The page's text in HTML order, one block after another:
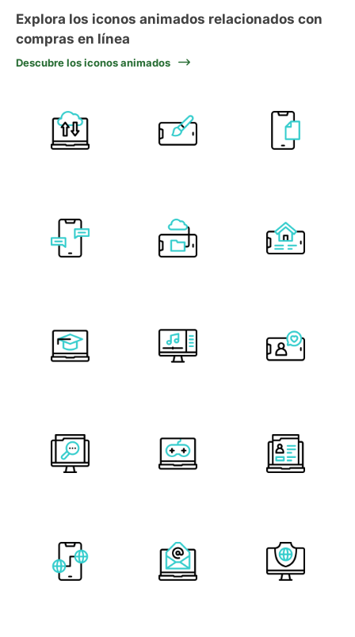
Explora los iconos animados relacionados con
compras en línea
Descubre los iconos animados